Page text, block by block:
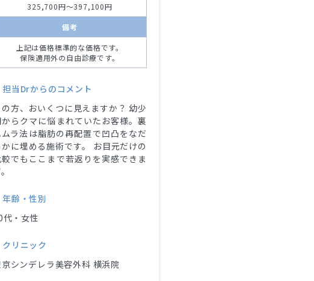
325,700円～397,100円
備考
上記は価格標準的な価格です。
保険適用外の自由診療です。
担当Drからのコメント
の方、おいくつに見えますか？ 幼少
らクマに悩まれていたお客様。裏
ムラ法は脂肪の再配置で凹凸をなだ
かに埋める施術です。 お目元だけの
較でもここまで若返りを実感できま
年齢・性別
代・女性
クリニック
シンデレラ美容外科 横浜院